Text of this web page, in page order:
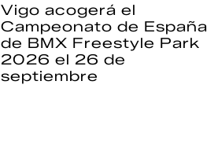
Vigo acogerá el
Campeonato de España
de BMX Freestyle Park
2026 el 26 de
septiembre